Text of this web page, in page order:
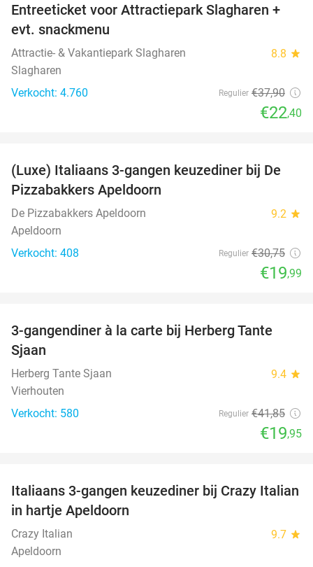
41%
Entreeticket voor Attractiepark Slagharen +
evt. snackmenu
Attractie- & Vakantiepark Slagharen 8.8 star
Slagharen
Verkocht: 4.760
Regulier €37,90
€22,40
35%
(Luxe) Italiaans 3-gangen keuzediner bij De
Pizzabakkers Apeldoorn
De Pizzabakkers Apeldoorn 9.2 star
Apeldoorn
Verkocht: 408
Regulier €30,75
€19,99
52%
3-gangendiner à la carte bij Herberg Tante
Sjaan
Herberg Tante Sjaan 9.4 star
Vierhouten
Verkocht: 580
Regulier €41,85
€19,95
27%
Italiaans 3-gangen keuzediner bij Crazy Italian
in hartje Apeldoorn
Crazy Italian 9.7 star
Apeldoorn